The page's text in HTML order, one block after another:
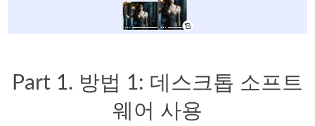
Part 1. 방법 1: 데스크톱 소프트
웨어 사용